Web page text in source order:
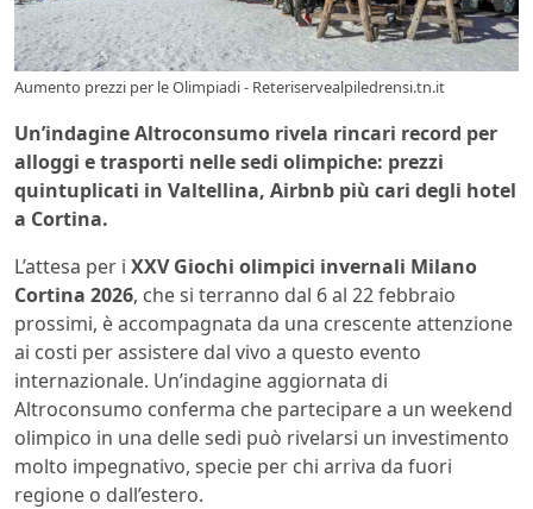
Aumento prezzi per le Olimpiadi - Reteriservealpiledrensi.tn.it
Un’indagine Altroconsumo rivela rincari record per
alloggi e trasporti nelle sedi olimpiche: prezzi
quintuplicati in Valtellina, Airbnb più cari degli hotel
a Cortina.
L’attesa per i XXV Giochi olimpici invernali Milano
Cortina 2026, che si terranno dal 6 al 22 febbraio
prossimi, è accompagnata da una crescente attenzione
ai costi per assistere dal vivo a questo evento
internazionale. Un’indagine aggiornata di
Altroconsumo conferma che partecipare a un weekend
olimpico in una delle sedi può rivelarsi un investimento
molto impegnativo, specie per chi arriva da fuori
regione o dall’estero.